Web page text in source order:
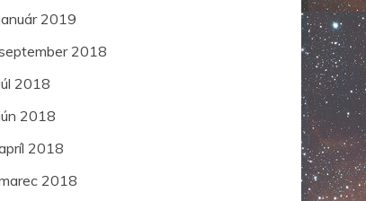
2019
2018
2018
2018
2018
2018